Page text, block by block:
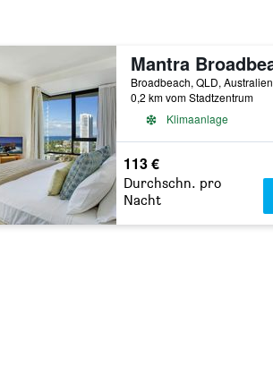
Broadbeach, QLD, Australien
0,2 km vom Stadtzentrum
Klimaanlage
113 €
Durchschn. pro
Nacht